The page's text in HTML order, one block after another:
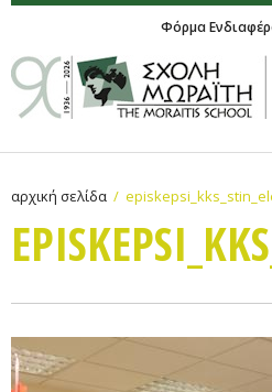
Φόρμα
αρχική σελίδα